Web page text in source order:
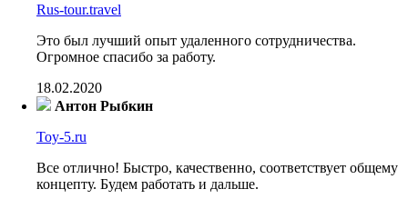
Rus-tour.travel
Это был лучший опыт удаленного сотрудничества.
Огромное спасибо за работу.
18.02.2020
Антон Рыбкин
Toy-5.ru
Все отлично! Быстро, качественно, соответствует общему
концепту. Будем работать и дальше.